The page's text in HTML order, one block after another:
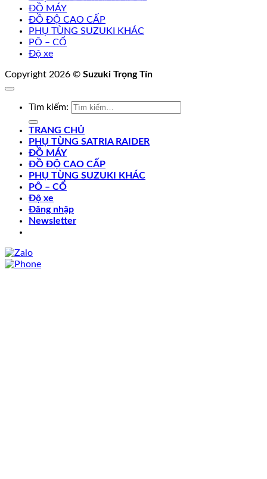
ĐỒ MÁY
ĐỒ ĐỘ CAO CẤP
PHỤ TÙNG SUZUKI KHÁC
PÔ – CỔ
Độ xe
Copyright 2026 © Suzuki Trọng Tín
Tìm kiếm:
TRANG CHỦ
PHỤ TÙNG SATRIA RAIDER
ĐỒ MÁY
ĐỒ ĐỘ CAO CẤP
PHỤ TÙNG SUZUKI KHÁC
PÔ – CỔ
Độ xe
Đăng nhập
Newsletter